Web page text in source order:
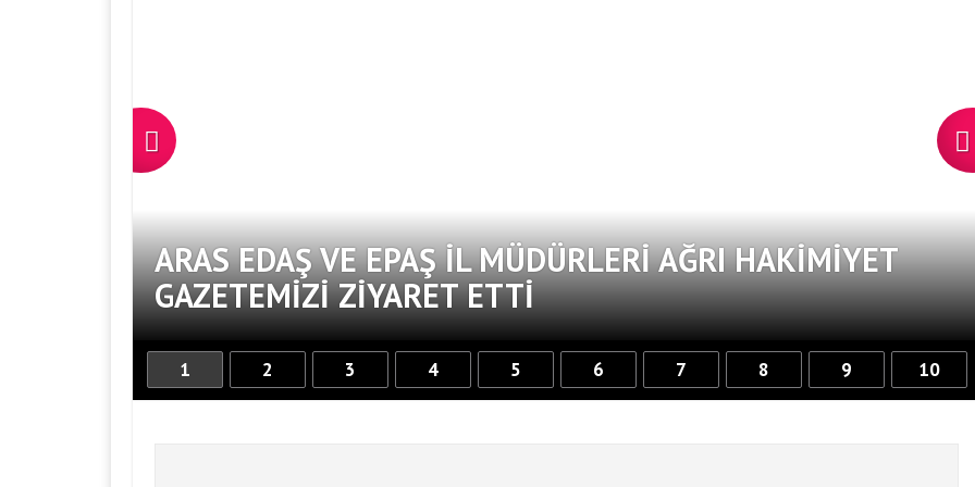
ARAS EDAŞ VE EPAŞ İL MÜDÜRLERI AĞRI HAKIMIYET
GAZETEMIZI ZIYARET ETTI
1 2 3 4 5 6 7 8 9 10